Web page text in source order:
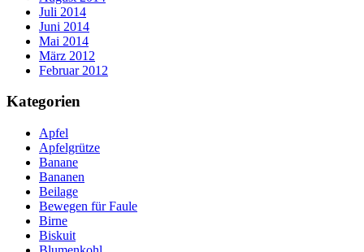
Juli 2014
Juni 2014
Mai 2014
März 2012
Februar 2012
Kategorien
Apfel
Apfelgrütze
Banane
Bananen
Beilage
Bewegen für Faule
Birne
Biskuit